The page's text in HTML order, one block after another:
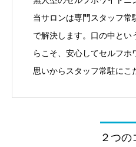
当サロンは専門スタッフ常
で解決します。口の中とい
らこそ、安心してセルフ
思いからスタッフ常駐にこ
２つの